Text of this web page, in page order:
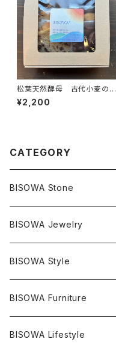
松葉天然酵母 古代小麦の発
酵菓子 詰め合わせセット
¥2,200
CATEGORY
BISOWA Stone
マスタークリスタル / 水晶
エレスチャル
ライトニング
石の種類別
アメジスト
アクアマリン
産地別
ヒマラヤ
BISOWA Jewelry
ネックレス／ペンダント
宇佐美聖子
絹麻 ~kenma~
ピアス
宇佐美聖子
ブレスレット
BISOWA Style
ONE PIECE
ヘンプ
PANTS
BISOWA Furniture
のるすく
BISOWA Lifestyle